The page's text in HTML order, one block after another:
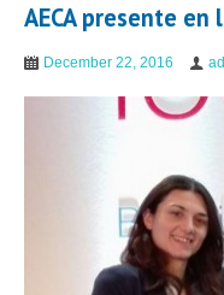
AECA presente en
December 22, 2016